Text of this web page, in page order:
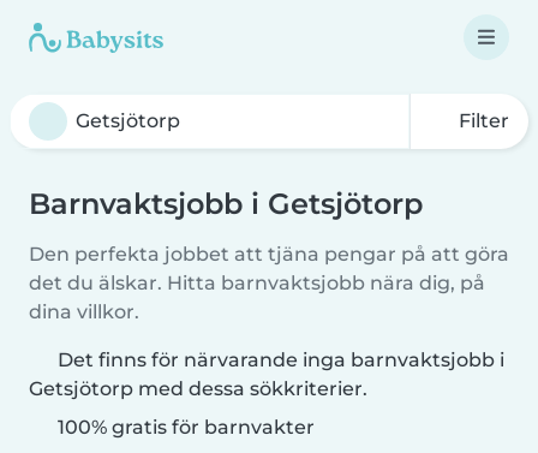
Filter
Barnvaktsjobb i Getsjötorp
Den perfekta jobbet att tjäna pengar på att göra
det du älskar. Hitta barnvaktsjobb nära dig, på
dina villkor.
Det finns för närvarande inga barnvaktsjobb i
Getsjötorp med dessa sökkriterier.
100% gratis för barnvakter